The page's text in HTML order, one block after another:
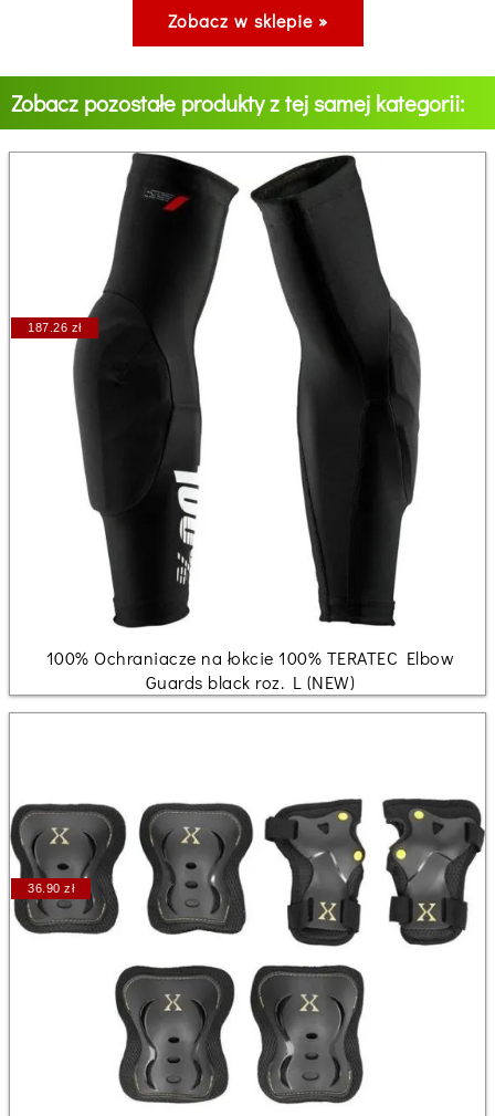
Zobacz w sklepie »
Zobacz pozostałe produkty z tej samej kategorii:
187.26 zł
100% Ochraniacze na łokcie 100% TERATEC Elbow
Guards black roz. L (NEW)
36.90 zł